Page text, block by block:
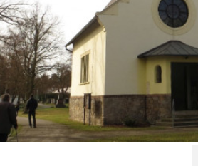
OBECNÍ
OBRAZEM,
OSOBNOST